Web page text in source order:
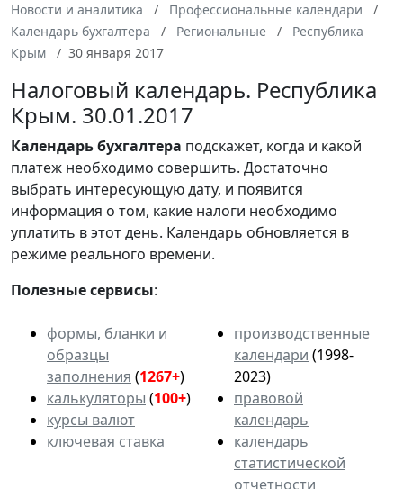
Новости и аналитика
Профессиональные календари
Календарь бухгалтера
Региональные
Республика
Крым
30 января 2017
Налоговый календарь. Республика
Крым. 30.01.2017
Календарьбухгалтера подскажет, когда и какой
платеж необходимо совершить. Достаточно
выбрать интересующую дату, и появится
информация о том, какие налоги необходимо
уплатить в этот день. Календарь обновляется в
режиме реального времени.
Полезные сервисы:
формы, бланки и
образцы
заполнения (1267+)
калькуляторы (100+)
курсы валют
ключевая ставка
производственные
календари (1998-
2023)
правовой
календарь
календарь
статистической
отчетности